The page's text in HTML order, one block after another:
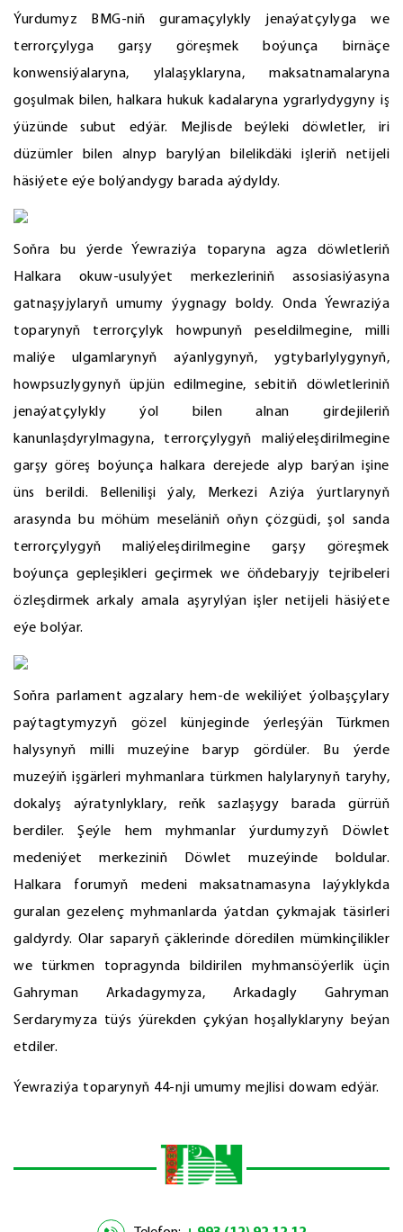
Ýurdumyz BMG-niň guramaçylykly jenaýatçylyga we
terrorçylyga garşy göreşmek boýunça birnäçe
konwensiýalaryna, ylalaşyklaryna, maksatnamalaryna
goşulmak bilen, halkara hukuk kadalaryna ygrarlydygyny iş
ýüzünde subut edýär. Mejlisde beýleki döwletler, iri
düzümler bilen alnyp barylýan bilelikdäki işleriň netijeli
häsiýete eýe bolýandygy barada aýdyldy.
Soňra bu ýerde Ýewraziýa toparyna agza döwletleriň
Halkara okuw-usulyýet merkezleriniň assosiasiýasyna
gatnaşyjylaryň umumy ýygnagy boldy. Onda Ýewraziýa
toparynyň terrorçylyk howpunyň peseldilmegine, milli
maliýe ulgamlarynyň aýanlygynyň, ygtybarlylygynyň,
howpsuzlygynyň üpjün edilmegine, sebitiň döwletleriniň
jenaýatçylykly ýol bilen alnan girdejileriň
kanunlaşdyrylmagyna, terrorçylygyň maliýeleşdirilmegine
garşy göreş boýunça halkara derejede alyp barýan işine
üns berildi. Bellenilişi ýaly, Merkezi Aziýa ýurtlarynyň
arasynda bu möhüm meseläniň oňyn çözgüdi, şol sanda
terrorçylygyň maliýeleşdirilmegine garşy göreşmek
boýunça gepleşikleri geçirmek we öňdebaryjy tejribeleri
özleşdirmek arkaly amala aşyrylýan işler netijeli häsiýete
eýe bolýar.
Soňra parlament agzalary hem-de wekiliýet ýolbaşçylary
paýtagtymyzyň gözel künjeginde ýerleşýän Türkmen
halysynyň milli muzeýine baryp gördüler. Bu ýerde
muzeýiň işgärleri myhmanlara türkmen halylarynyň taryhy,
dokalyş aýratynlyklary, reňk sazlaşygy barada gürrüň
berdiler. Şeýle hem myhmanlar ýurdumyzyň Döwlet
medeniýet merkeziniň Döwlet muzeýinde boldular.
Halkara forumyň medeni maksatnamasyna laýyklykda
guralan gezelenç myhmanlarda ýatdan çykmajak täsirleri
galdyrdy. Olar saparyň çäklerinde döredilen mümkinçilikler
we türkmen topragynda bildirilen myhmansöýerlik üçin
Gahryman Arkadagymyza, Arkadagly Gahryman
Serdarymyza tüýs ýürekden çykýan hoşallyklaryny beýan
etdiler.
Ýewraziýa toparynyň 44-nji umumy mejlisi dowam edýär.